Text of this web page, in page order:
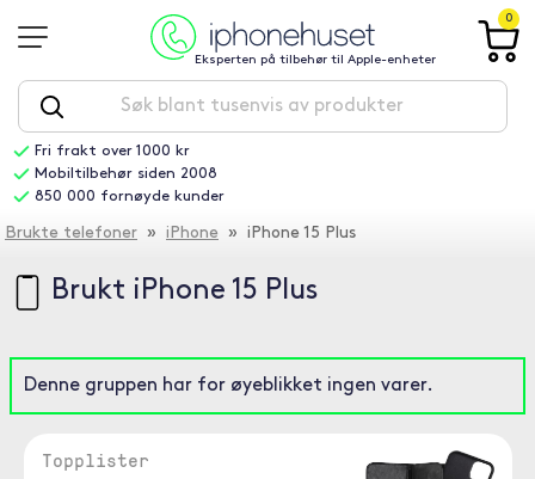
Eksperten på tilbehør til Apple-enheter
0
Fri frakt over 1000 kr
Mobiltilbehør siden 2008
850 000 fornøyde kunder
Brukte telefoner » iPhone » iPhone 15 Plus
Brukt iPhone 15 Plus
Denne gruppen har for øyeblikket ingen varer.
Topplister